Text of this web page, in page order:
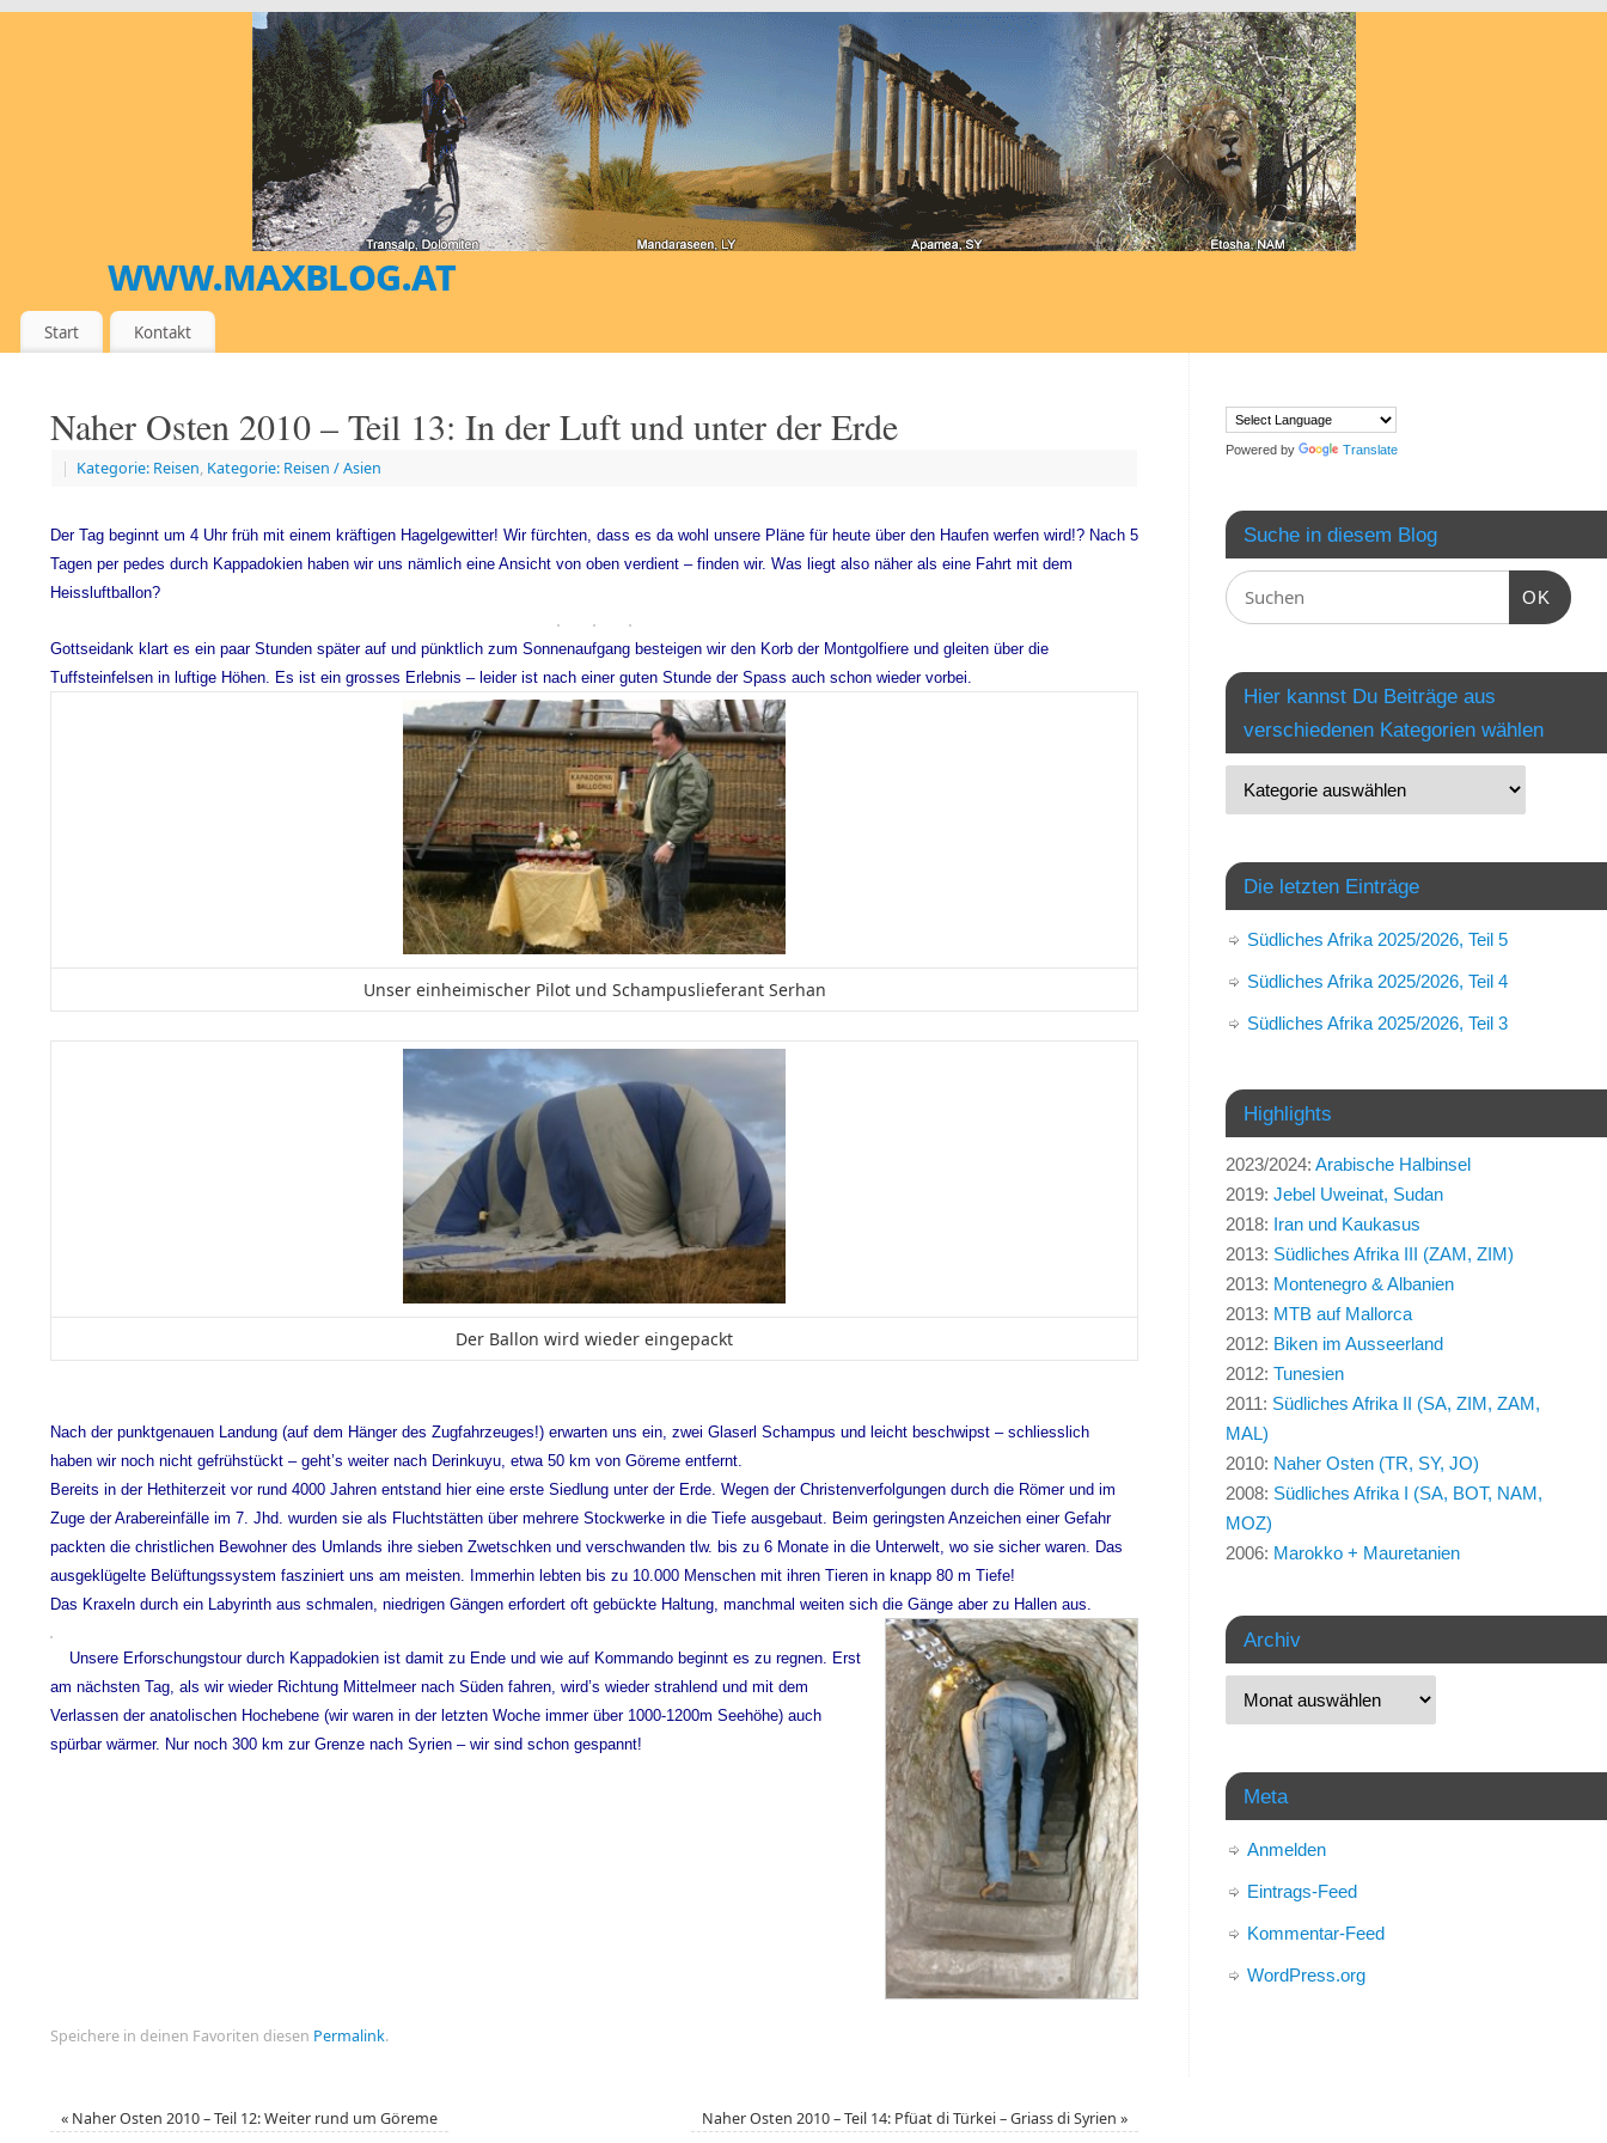
www.maxblog.at
MEIN DIGITALES SPORT- UND REISETAGEBUCH
Start Kontakt
Naher Osten 2010 – Teil 13: In der Luft und unter der Erde
| Kategorie: Reisen, Kategorie: Reisen / Asien
Der Tag beginnt um 4 Uhr früh mit einem kräftigen Hagelgewitter! Wir fürchten, dass es da wohl unsere Pläne für heute über den Haufen werfen wird!? Nach 5
Tagen per pedes durch Kappadokien haben wir uns nämlich eine Ansicht von oben verdient – finden wir. Was liegt also näher als eine Fahrt mit dem
Heissluftballon?
Gottseidank klart es ein paar Stunden später auf und pünktlich zum Sonnenaufgang besteigen wir den Korb der Montgolfiere und gleiten über die
Tuffsteinfelsen in luftige Höhen. Es ist ein grosses Erlebnis – leider ist nach einer guten Stunde der Spass auch schon wieder vorbei.
Unser einheimischer Pilot und Schampuslieferant Serhan
Der Ballon wird wieder eingepackt
Nach der punktgenauen Landung (auf dem Hänger des Zugfahrzeuges!) erwarten uns ein, zwei Glaserl Schampus und leicht beschwipst – schliesslich
haben wir noch nicht gefrühstückt – geht’s weiter nach Derinkuyu, etwa 50 km von Göreme entfernt.
Bereits in der Hethiterzeit vor rund 4000 Jahren entstand hier eine erste Siedlung unter der Erde. Wegen der Christenverfolgungen durch die Römer und im
Zuge der Arabereinfälle im 7. Jhd. wurden sie als Fluchtstätten über mehrere Stockwerke in die Tiefe ausgebaut. Beim geringsten Anzeichen einer Gefahr
packten die christlichen Bewohner des Umlands ihre sieben Zwetschken und verschwanden tlw. bis zu 6 Monate in die Unterwelt, wo sie sicher waren. Das
ausgeklügelte Belüftungssystem fasziniert uns am meisten. Immerhin lebten bis zu 10.000 Menschen mit ihren Tieren in knapp 80 m Tiefe!
Das Kraxeln durch ein Labyrinth aus schmalen, niedrigen Gängen erfordert oft gebückte Haltung, manchmal weiten sich die Gänge aber zu Hallen aus.
Unsere Erforschungstour durch Kappadokien ist damit zu Ende und wie auf Kommando beginnt es zu regnen. Erst
am nächsten Tag, als wir wieder Richtung Mittelmeer nach Süden fahren, wird’s wieder strahlend und mit dem
Verlassen der anatolischen Hochebene (wir waren in der letzten Woche immer über 1000-1200m Seehöhe) auch
spürbar wärmer. Nur noch 300 km zur Grenze nach Syrien – wir sind schon gespannt!
Speichere in deinen Favoriten diesen Permalink.
« Naher Osten 2010 – Teil 12: Weiter rund um Göreme Naher Osten 2010 – Teil 14: Pfüat di Türkei – Griass di Syrien »
Powered by Translate
Suche in diesem Blog
OK
Hier kannst Du Beiträge aus
verschiedenen Kategorien wählen
Die letzten Einträge
Südliches Afrika 2025/2026, Teil 5
Südliches Afrika 2025/2026, Teil 4
Südliches Afrika 2025/2026, Teil 3
Highlights
2023/2024: Arabische Halbinsel
2019: Jebel Uweinat, Sudan
2018: Iran und Kaukasus
2013: Südliches Afrika III (ZAM, ZIM)
2013: Montenegro & Albanien
2013: MTB auf Mallorca
2012: Biken im Ausseerland
2012: Tunesien
2011: Südliches Afrika II (SA, ZIM, ZAM,
MAL)
2010: Naher Osten (TR, SY, JO)
2008: Südliches Afrika I (SA, BOT, NAM,
MOZ)
2006: Marokko + Mauretanien
Archiv
Meta
Anmelden
Eintrags-Feed
Kommentar-Feed
WordPress.org